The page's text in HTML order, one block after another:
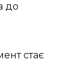
до
стає